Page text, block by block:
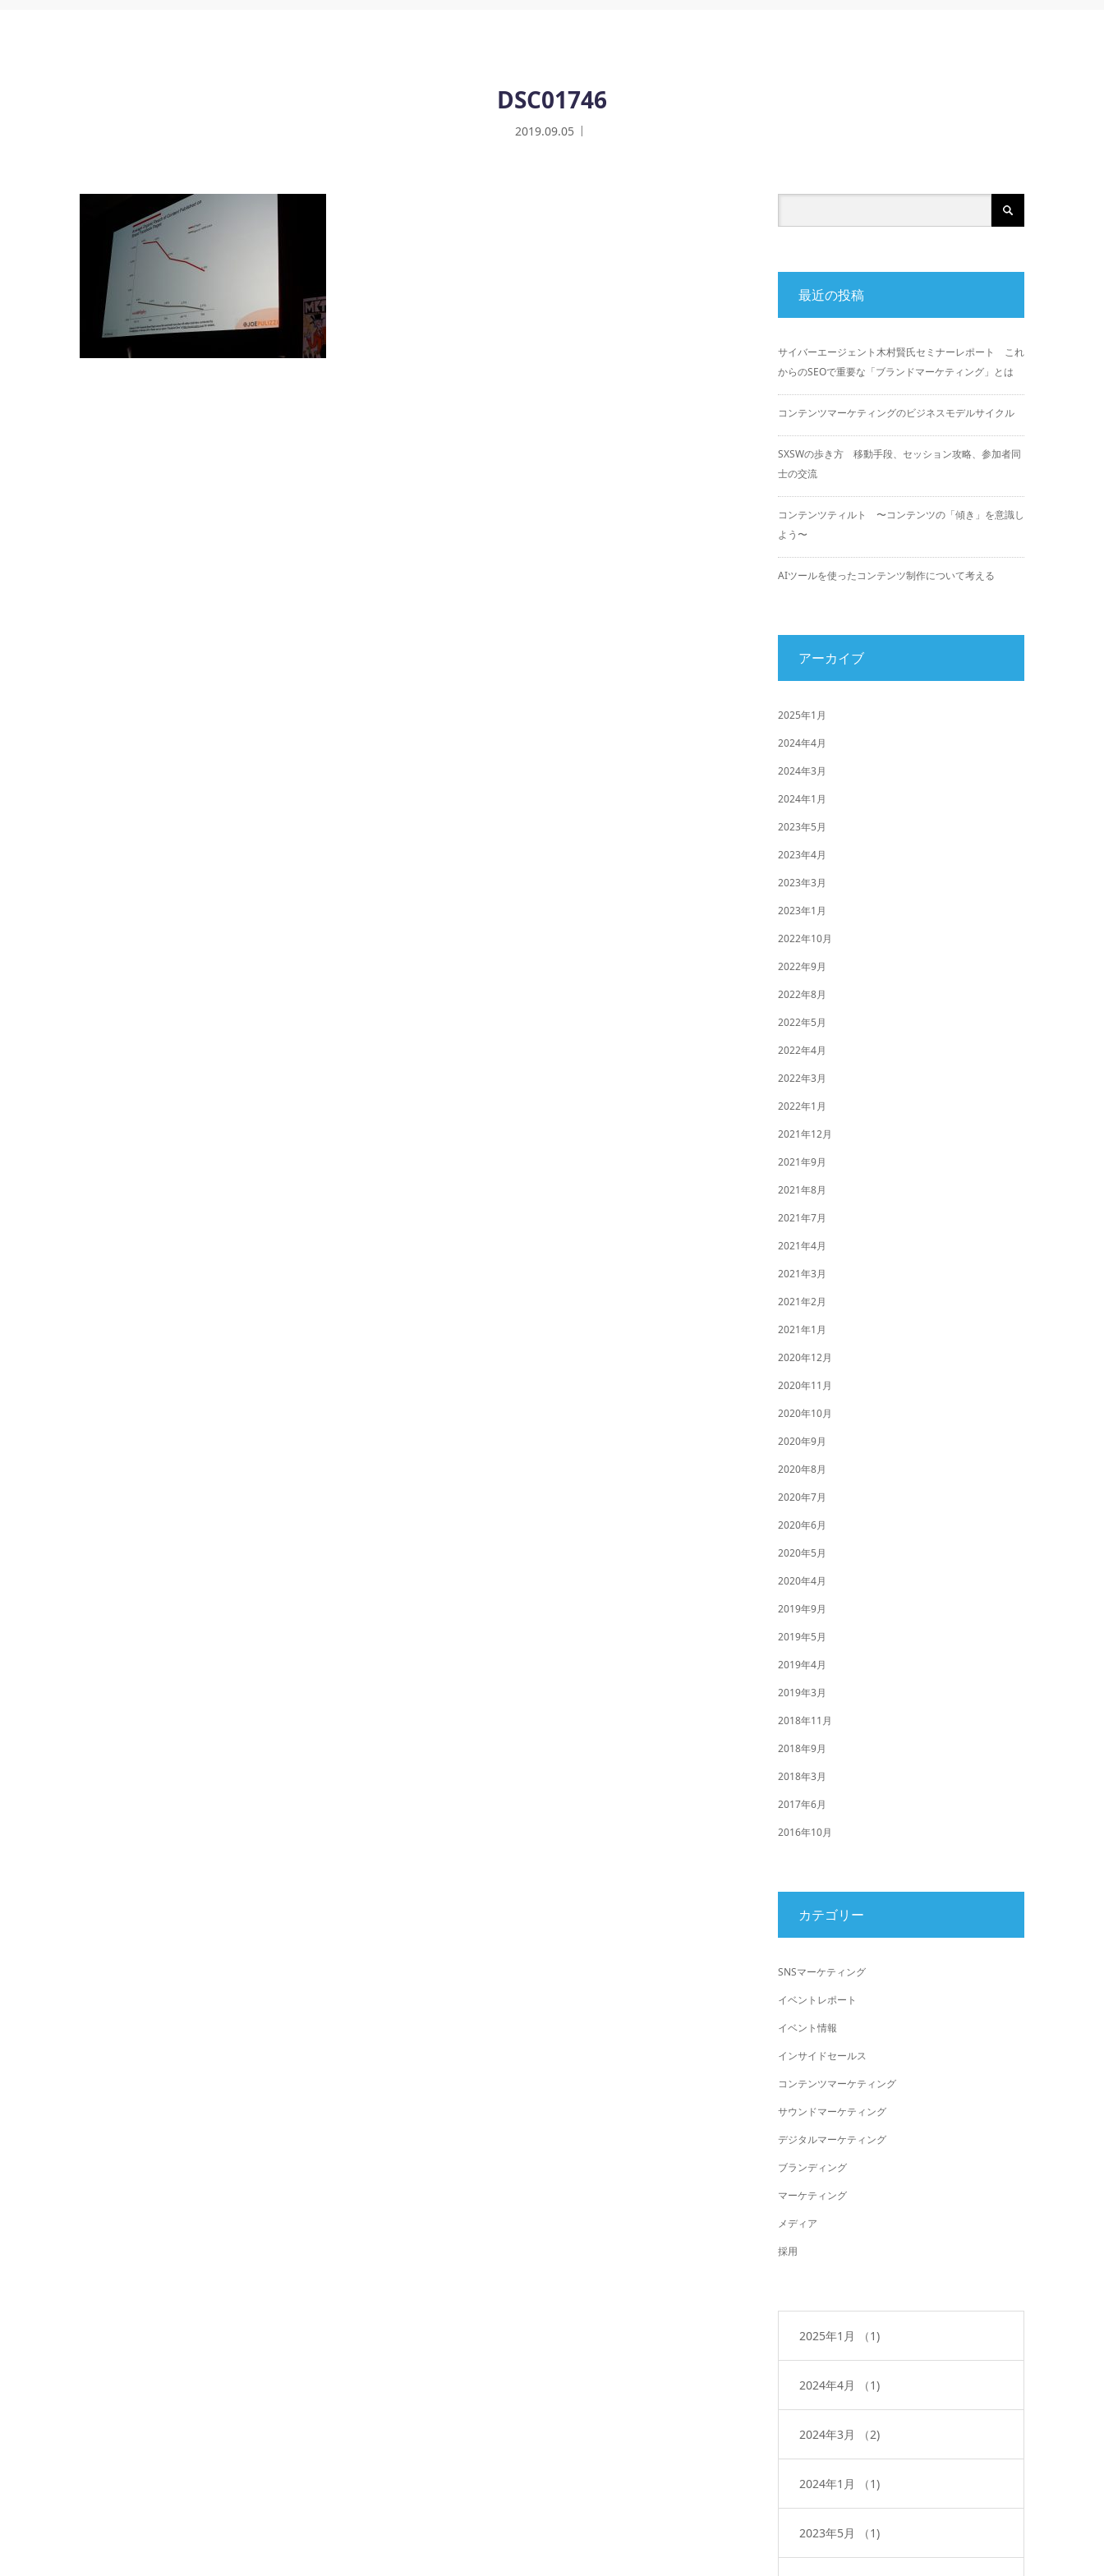
DSC01746
2019.09.05
最近の投稿
サイバーエージェント木村賢氏セミナーレポート これ
からのSEOで重要な「ブランドマーケティング」とは
コンテンツマーケティングのビジネスモデルサイクル
SXSWの歩き方 移動手段、セッション攻略、参加者同
士の交流
コンテンツティルト 〜コンテンツの「傾き」を意識し
よう〜
AIツールを使ったコンテンツ制作について考える
アーカイブ
2025年1月
2024年4月
2024年3月
2024年1月
2023年5月
2023年4月
2023年3月
2023年1月
2022年10月
2022年9月
2022年8月
2022年5月
2022年4月
2022年3月
2022年1月
2021年12月
2021年9月
2021年8月
2021年7月
2021年4月
2021年3月
2021年2月
2021年1月
2020年12月
2020年11月
2020年10月
2020年9月
2020年8月
2020年7月
2020年6月
2020年5月
2020年4月
2019年9月
2019年5月
2019年4月
2019年3月
2018年11月
2018年9月
2018年3月
2017年6月
2016年10月
カテゴリー
SNSマーケティング
イベントレポート
イベント情報
インサイドセールス
コンテンツマーケティング
サウンドマーケティング
デジタルマーケティング
ブランディング
マーケティング
メディア
採用
2025年1月 （1)
2024年4月 （1)
2024年3月 （2)
2024年1月 （1)
2023年5月 （1)